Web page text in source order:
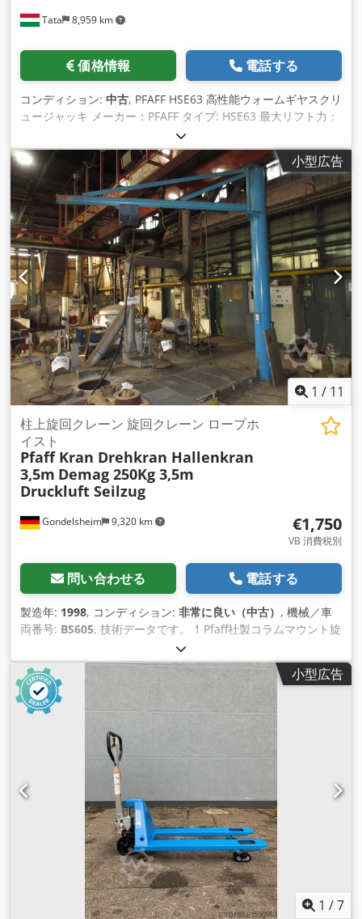
Tata 8,959 km
価格情報 電話する
コンディション: 中古, PFAFF HSE63 高性能ウォームギヤスクリ
ュージャッキ メーカー：PFAFF タイプ: HSE63 最大リフト力：
50 kN 最大圧力: 50 kN 最大ねじトルク、最大持ち上げ力：190
Nm 最大ドライブシャフトのトルク: 168 Nm Chodpfx Aleugty
Hjija スクリュー: M16 オイル潤滑式ウォームギア オイル量：
0.7リットル スクリューシャフト長: 850 mm 表示価格は1個の
価格です。
小型広告
1 / 11
Gondelsheim 9,320 km
柱上旋回クレーン 旋回クレーン ロープホ
イスト
Pfaff Kran Drehkran Hallenkran
3,5m Demag 250Kg 3,5m
Druckluft Seilzug
€1,750
VB 消費税別
問い合わせる 電話する
製造年: 1998, コンディション: 非常に良い（中古） , 機械／車
両番号: BS605, 技術データです。 1 Pfaff社製コラムマウント旋
回式クレーンNL250KG、110KG空気式ワイヤーロープ・ホイス
ト付き Csdjiptyaepfx Alisha アウトリーチ時積載量250kg／積
載量0.25t（スチール製） 高さ：約4,2m UKジブ：約3.3m アウ
トリーチ：約3.5m フック高さ：約2.8m 完成重量 約700Kg デ
マグの110Kgエアホイスト付き スイーベル範囲 270 クレーン
は解体してすぐに使用可能 アイテムロケーションは75053
Gondelsheimです。 利用できるより多くのクレーン、持ち上
がる容量 80-5000Kg があります、尋ねて下さい 写真を見る 転
送業者による発送、または予約手配後の回収のみ
小型広告
1 /7